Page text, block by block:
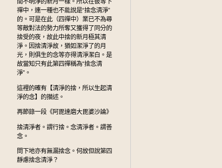
間不明淨的新月一樣。所以在彼等下
禪中，連一種也不能說是“捨念清淨”
的。可是在此（四禪中）業已不為尋
等敵對法的勢力所奪又獲得了同分的
捨受的夜，故此中捨的新月極其清
淨。因捨清淨故，猶如潔淨了的月
光，則俱生的念等亦得清淨潔白。是
故當知只有此第四禪稱為“捨念清
淨”。
這裡的確有【清淨的捨，所以生起清
淨的念】的描述。
再節錄一段《阿毘達磨大毘婆沙論》
捨清淨者。謂行捨。念清淨者。謂善
念。
問下地亦有無漏捨念。何故但說第四
靜慮捨念清淨？